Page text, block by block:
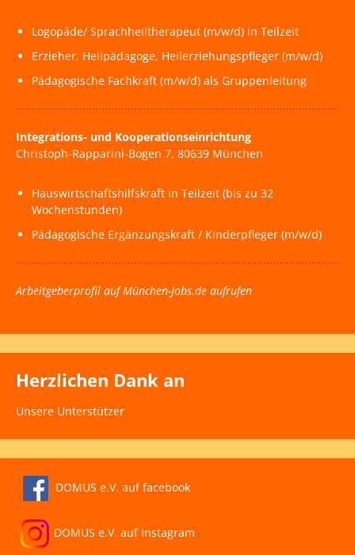
Logopäde/ Sprachheiltherapeut (m/w/d) in Teilzeit
Erzieher, Heilpädagoge, Heilerziehungspfleger (m/w/d)
Pädagogische Fachkraft (m/w/d) als Gruppenleitung
Integrations- und Kooperationseinrichtung
Christoph-Rapparini-Bogen 7, 80639 München
Hauswirtschaftshilfskraft in Teilzeit (bis zu 32
Wochenstunden)
Pädagogische Ergänzungskraft / Kinderpfleger (m/w/d)
Arbeitgeberprofil auf München-Jobs.de aufrufen
Herzlichen Dank an
Unsere Unterstützer
DOMUS e.V. auf facebook
DOMUS e.V. auf Instagram